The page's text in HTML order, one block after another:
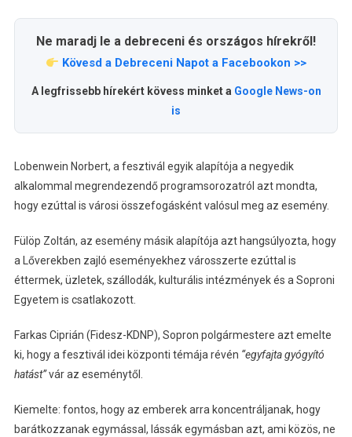
Ne maradj le a debreceni és országos hírekről!
Kövesd a Debreceni Napot a Facebookon >>
A legfrissebb hírekért kövess minket a Google News-on
is
Lobenwein Norbert, a fesztivál egyik alapítója a negyedik
alkalommal megrendezendő programsorozatról azt mondta,
hogy ezúttal is városi összefogásként valósul meg az esemény.
Fülöp Zoltán, az esemény másik alapítója azt hangsúlyozta, hogy
a Lőverekben zajló eseményekhez városszerte ezúttal is
éttermek, üzletek, szállodák, kulturális intézmények és a Soproni
Egyetem is csatlakozott.
Farkas Ciprián (Fidesz-KDNP), Sopron polgármestere azt emelte
ki, hogy a fesztivál idei központi témája révén “egyfajta gyógyító
hatást”vár az eseménytől.
Kiemelte: fontos, hogy az emberek arra koncentráljanak, hogy
barátkozzanak egymással, lássák egymásban azt, ami közös, ne